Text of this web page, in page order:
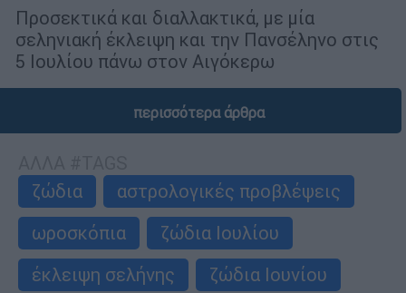
Προσεκτικά και διαλλακτικά, με μία
σεληνιακή έκλειψη και την Πανσέληνο στις
5 Ιουλίου πάνω στον Αιγόκερω
περισσότερα άρθρα
ζώδια
αστρολογικές προβλέψεις
ωροσκόπια
ζώδια Ιουλίου
έκλειψη σελήνης
ζώδια Ιουνίου